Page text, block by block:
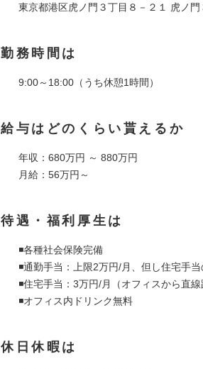
東京都港区虎ノ門３丁目８－２１ 虎ノ
勤務時間は
9:00～18:00（うち休憩1時間）
給与はどのくらい貰えるか
年収：680万円 ～ 880万円
月給：56万円～
待遇・福利厚生は
◾️各種社会保険完備
◾️通勤手当：上限2万円/月、但し住宅手
◾️住宅手当：3万円/月（オフィスから直
◾️オフィス内ドリンク無料
休日休暇は